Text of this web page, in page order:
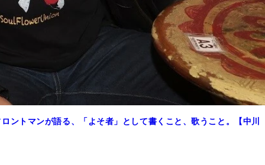
トマンが語る、「よそ者」として書くこと、歌うこと。【中川